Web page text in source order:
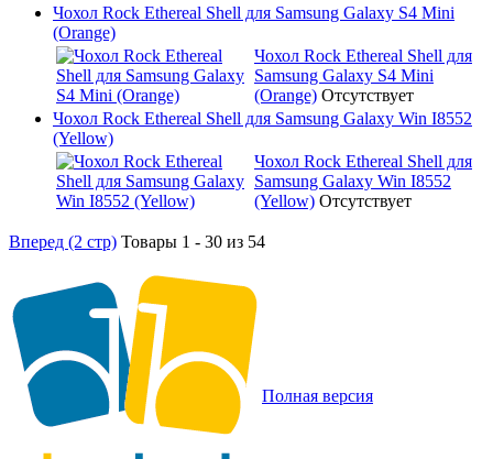
Чохол Rock Ethereal Shell для Samsung Galaxy S4 Mini
(Orange)
Чохол Rock Ethereal Shell для
Samsung Galaxy S4 Mini
(Orange) Отсутствует
Чохол Rock Ethereal Shell для Samsung Galaxy Win I8552
(Yellow)
Чохол Rock Ethereal Shell для
Samsung Galaxy Win I8552
(Yellow) Отсутствует
Вперед (2 стр) Товары 1 - 30 из 54
Полная версия